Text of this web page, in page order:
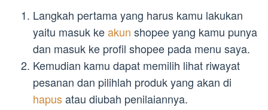
Langkah pertama yang harus kamu lakukan
yaitu masuk keakun shopee yang kamu punya
dan masuk ke profil shopee pada menu saya.
Kemudian kamu dapat memilih lihat riwayat
pesanan dan pilihlah produk yang akan di
hapusatau diubah penilaiannya.